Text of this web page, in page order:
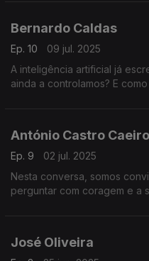
Bernardo Caldas
Ep. 10
09 jul. 2025
A inteligência artificial já
ainda a controlamos? E
António Castro Caeiro
Ep. 9
02 jul. 2025
Nesta conversa, somos
perguntar com coragem e a
José Oliveira